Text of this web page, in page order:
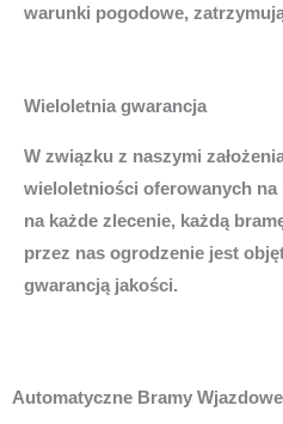
warunki pogodowe,
Wieloletnia gwarancja
W związku z naszymi
wieloletniości oferowanych
na każde zlecenie, każdą
przez nas ogrodzenie jest
gwarancją jakości.
Automatyczne Bramy Wjazdowe